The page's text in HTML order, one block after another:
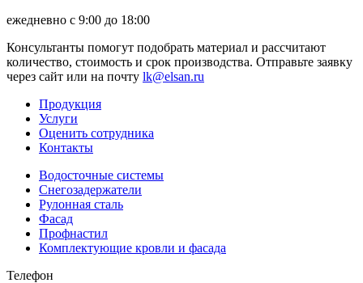
ежедневно с 9:00 до 18:00
Консультанты помогут подобрать материал и рассчитают
количество, стоимость и срок производства. Отправьте заявку
через сайт или на почту lk@elsan.ru
Продукция
Услуги
Оценить сотрудника
Контакты
Водосточные системы
Снегозадержатели
Рулонная сталь
Фасад
Профнастил
Комплектующие кровли и фасада
Телефон